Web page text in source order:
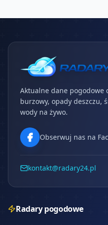
Aktualne dane pogodowe
burzowy, opady deszczu,
wody na żywo.
Obserwuj nas na
kontakt@radary24.pl
Radary pogodowe